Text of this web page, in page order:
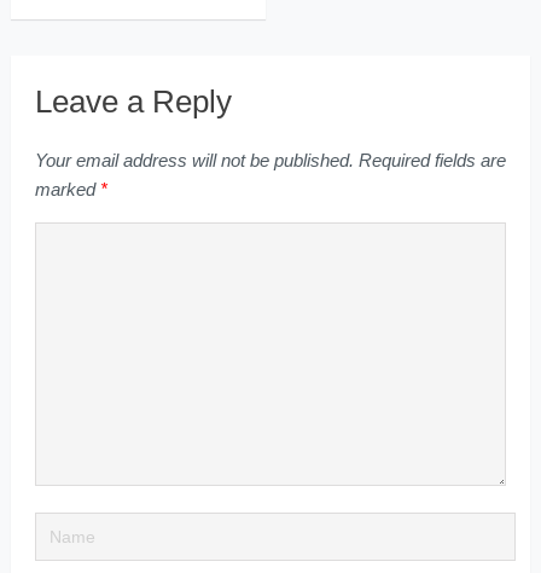
Leave a Reply
Your email address will not be published. Required fields are
marked *